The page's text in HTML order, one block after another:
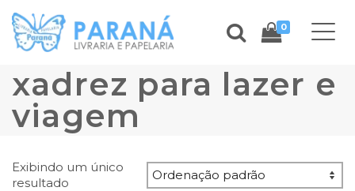
0
xadrez para lazer e
viagem
Exibindo um único
resultado